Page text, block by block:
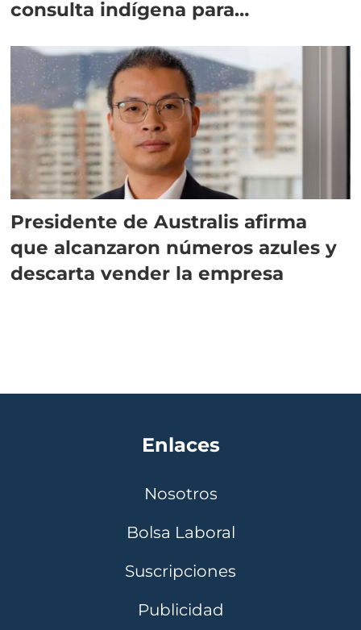
consulta indígena para
Presidente de Australis afirma
que alcanzaron números azules y
descarta vender la empresa
Enlaces
Nosotros
Bolsa Laboral
Suscripciones
Publicidad